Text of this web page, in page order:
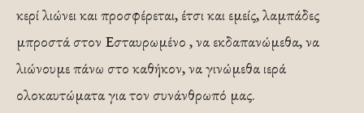
κερί λιώνει και προσφέρεται, έτσι και εμείς, λαμπάδες
μπροστά στον Εσταυρωμένο , να εκδαπανώμεθα, να
λιώνουμε πάνω στο καθήκον, να γινώμεθα ιερά
ολοκαυτώματα για τον συνάνθρωπό μας.